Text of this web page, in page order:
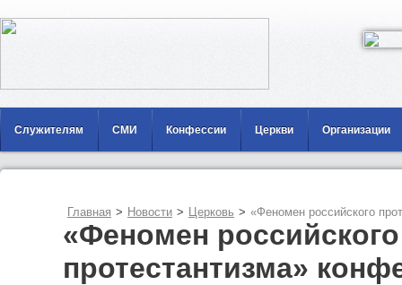
Служителям СМИ Конфессии Церкви Организации
Главная > Новости > Церковь > «Феномен российского
«Феномен российского
протестантизма»